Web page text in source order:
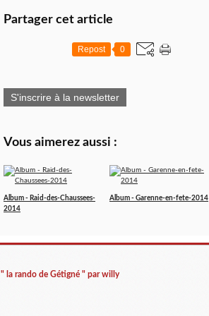
Partager cet article
Repost 0
S'inscrire à la newsletter
Vous aimerez aussi :
Album - Raid-des-Chaussees-
2014
Album - Garenne-en-fete-2014
" la rando de Gétigné " par willy